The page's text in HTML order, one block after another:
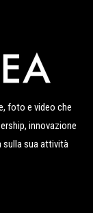
foto e video che
innovazione
sulla sua attività